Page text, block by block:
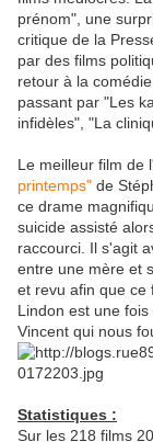
prénom", une
critique de la
par des films
retour à la
passant par "Les
infidèles", "La
Le meilleur film de
printemps" de
ce drame
suicide assisté
raccourci. Il s'agit
entre une mère et
et revu afin que ce
Lindon est une
Vincent qui nous
Statistiques :
Sur les 218 films